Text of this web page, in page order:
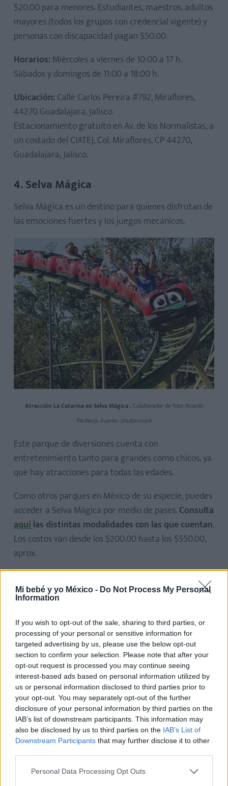
Mi bebé y yo México - Do Not Process My Personal
Information
If you wish to opt-out of the sale, sharing to third parties, or
processing of your personal or sensitive information for
targeted advertising by us, please use the below opt-out
section to confirm your selection. Please note that after your
opt-out request is processed you may continue seeing
interest-based ads based on personal information utilized by
us or personal information disclosed to third parties prior to
your opt-out. You may separately opt-out of the further
disclosure of your personal information by third parties on the
IAB’s list of downstream participants. This information may
also be disclosed by us to third parties on the IAB’s List of
Downstream Participants that may further disclose it to other
Personal Data Processing Opt Outs
$20.00 para menores. Estudiantes, maestros, adultos
mayores (todos los grupos con credencial vigente) y
personas con discapacidad pagan $50.00.
Horarios: Miércoles a viernes de 10:00 a 17 h.
Sábados y domingos de 11:00 a 18:00 h.
Ubicación: Calle Carlos Pereira #792, Miraflores,
44270 Guadalajara, Jalisco.
Estacionamiento gratuito en Av. de los Normalistas, a
un costado del CIATEJ, Col. Miraflores, CP 44270,
Guadalajara, Jalisco.
4. Selva Mágica
Selva Mágica es un destino para quienes disfrutan de
las emociones fuertes y los juegos mecánicos.
Atracción La Catarina en Selva Mágica . Colaborador de foto: Ricardo
Pacheco. Fuente: Shutterstock
Este parque de diversiones cuenta con
entretenimiento tanto para grandes como chicos, ya
que hay atracciones para todas las edades.
Como otros parques en México de su especie, puedes
acceder a Selva Mágica por medio de pases. Consulta
aquílas distintas modalidades con las que cuentan.
Los costos van desde los $200.00 hasta los $550.00,
aprox.
zona Sésamo
donde podrán encontrar juegos mecánicos acordes a
su edad y con los personajes del programa infantil.
También podrán disfrutar de un show especial
protagonizado por Beto, Enrique, Elmo, Archibaldo, el
Monstruo Comegalletas, entre otros.